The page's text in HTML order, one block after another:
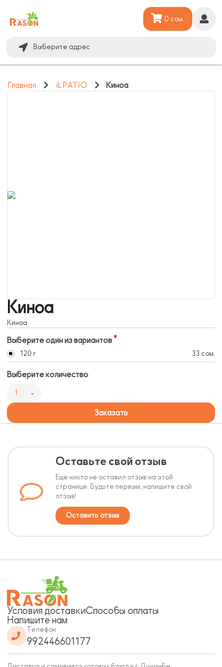
Выберите адрес
0 сом.
Главная iL PATIO Киноа
Киноа
Киноа
Выберите один из вариантов
120 г 33 сом.
Выберите количество
1
Заказать
Оставьте свой отзыв
Еще никто не оставил отзыв на этой
странице. Будьте первым, напишите свой
отзыв!
Оставить отзыв
Условия доставкиСпособы оплаты
Напишите нам
Телефон
992446601177